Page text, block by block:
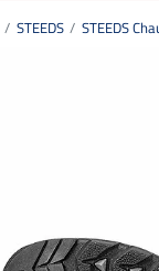
STEEDS STEEDS